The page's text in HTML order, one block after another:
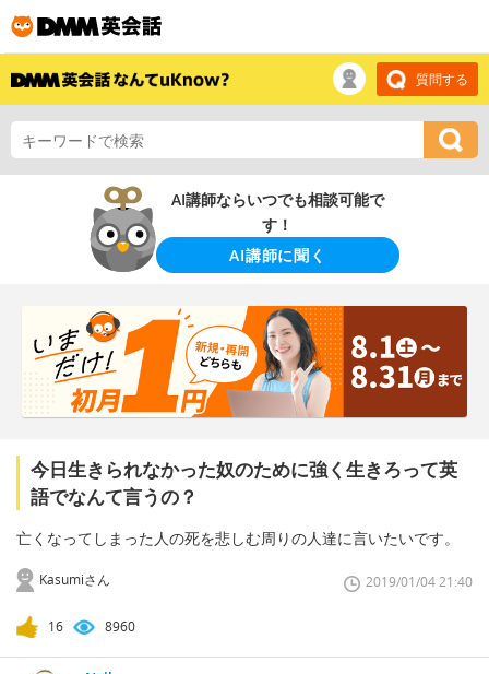
質問する
AI講師ならいつでも相談可能で
す！
AI講師に聞く
今日生きられなかった奴のために強く生きろって英
語でなんて言うの？
亡くなってしまった人の死を悲しむ周りの人達に言いたいです。
Kasumiさん 2019/01/04 21:40
16 8960